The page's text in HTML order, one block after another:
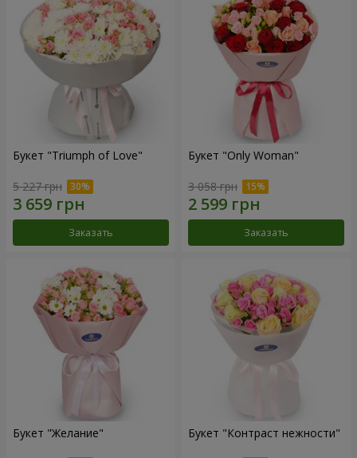
Букет "Triumph of Love"
5 227 грн
Заказать
Букет "Only Woman"
3 058 грн
Заказать
Букет "Желание" Букет "Контраст нежности"